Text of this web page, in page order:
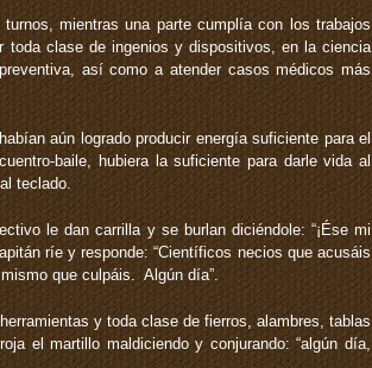
mientras una parte cumplía con los trabajos
toda clase de ingenios y dispositivos, en la ciencia
así como a atender casos médicos más
aún logrado producir energía suficiente para el
baile, hubiera la suficiente para darle vida al
teclado.
le dan carrilla y se burlan diciéndole: “¡Ése mi
ríe y responde: “Científicos necios que acusáis
que culpáis. Algún día”.
y toda clase de fierros, alambres, tablas
el martillo maldiciendo y conjurando: “algún día,